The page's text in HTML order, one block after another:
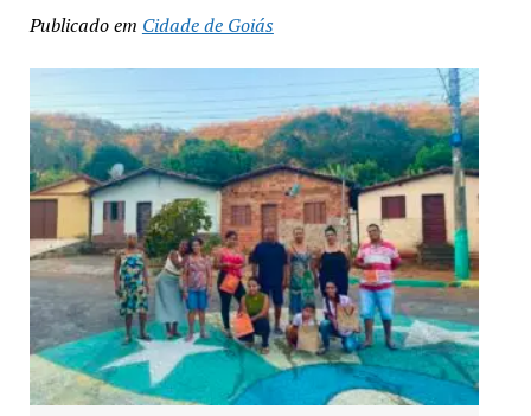
Publicado em Cidade de Goiás
Exposição “Arte em Cores” leva pinturas a